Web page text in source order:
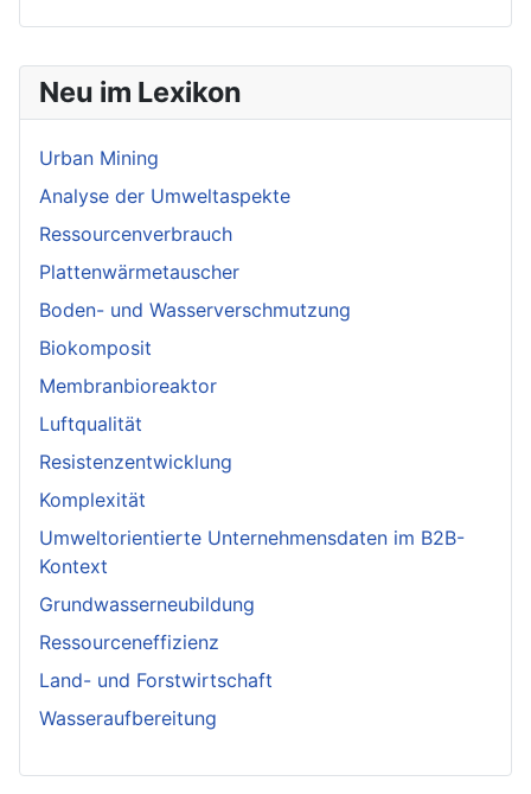
Neu im Lexikon
Urban Mining
Analyse der Umweltaspekte
Ressourcenverbrauch
Plattenwärmetauscher
Boden- und Wasserverschmutzung
Biokomposit
Membranbioreaktor
Luftqualität
Resistenzentwicklung
Komplexität
Umweltorientierte Unternehmensdaten im B2B-
Kontext
Grundwasserneubildung
Ressourceneffizienz
Land- und Forstwirtschaft
Wasseraufbereitung